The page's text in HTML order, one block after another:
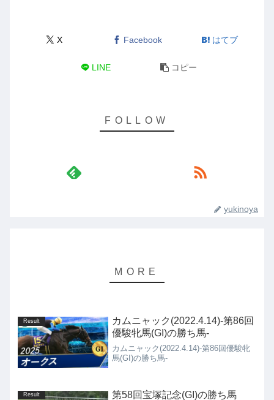
X Facebook はてブ
LINE コピー
yukinoya
Result
カムニャック(2022.4.14)-第86回
優駿牝馬(GI)の勝ち馬-
カムニャック(2022.4.14)-第86回優駿牝
馬(GI)の勝ち馬-
Result 第58回宝塚記念(GI)の勝ち馬